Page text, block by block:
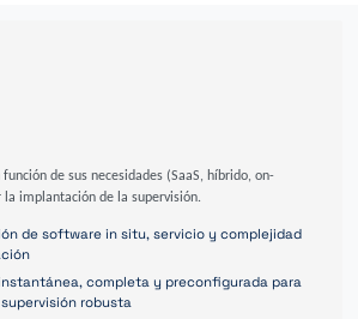
de sus necesidades (SaaS, híbrido, on-
implantación de la supervisión.
de software in situ, servicio y complejidad
completa y preconfigurada para
robusta